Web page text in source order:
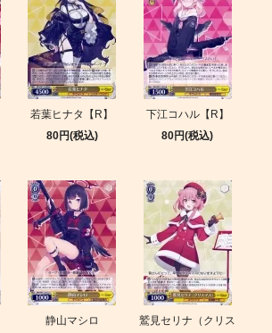
若葉ヒナタ【R】
80円(税込)
下江コハル【R】
80円(税込)
静山マシロ
鷲見セリナ（クリス